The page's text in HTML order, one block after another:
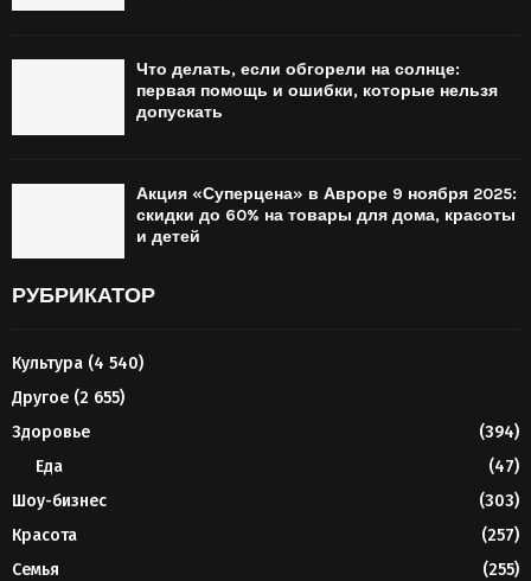
Что делать, если обгорели на солнце:
первая помощь и ошибки, которые нельзя
допускать
Акция «Суперцена» в Авроре 9 ноября 2025:
скидки до 60% на товары для дома, красоты
и детей
РУБРИКАТОР
Культура (4 540)
Другое (2 655)
Здоровье
(394)
Еда
(47)
Шоу-бизнес
(303)
Красота
(257)
Семья
(255)